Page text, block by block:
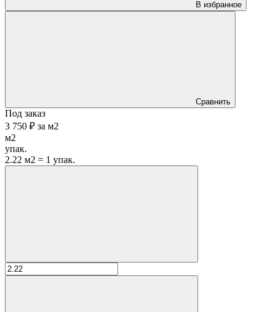
В избранное
Сравнить
Под заказ
3 750 ₽ за м2
м2
упак.
2.22 м2 = 1 упак.